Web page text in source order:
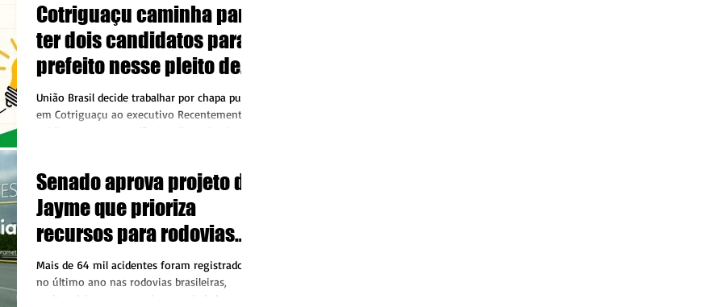
Cotriguaçu caminha para
ter dois candidatos para
prefeito nesse pleito de
2024
União Brasil decide trabalhar por chapa pura
em Cotriguaçu ao executivo Recentemente
publicamos que o União Brasil em Cotriguaçu
Senado aprova projeto de
Jayme que prioriza
recursos para rodovias
com mais acidentes
Mais de 64 mil acidentes foram registrados
no último ano nas rodovias brasileiras,
muitas delas com grande precariedade em